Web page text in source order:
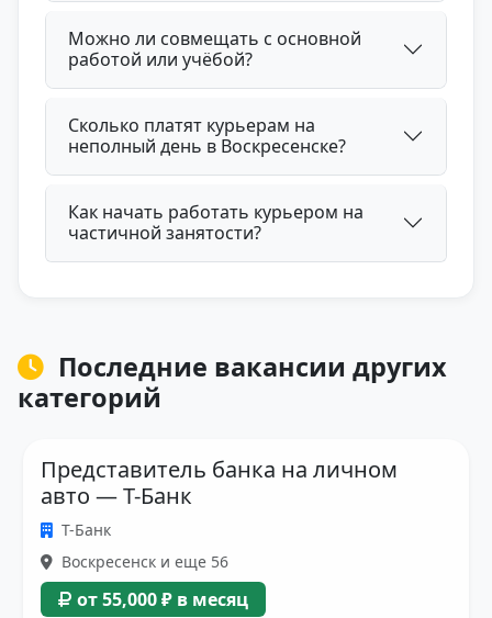
Можно ли совмещать с основной
работой или учёбой?
Сколько платят курьерам на
неполный день в Воскресенске?
Как начать работать курьером на
частичной занятости?
Последние вакансии других
категорий
Представитель банка на личном
авто — Т-Банк
Т-Банк
Воскресенск и еще 56
от 55,000 ₽ в месяц